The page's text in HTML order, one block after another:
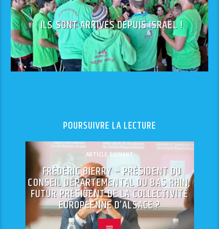
ILS SONT ARRIVÉS DEPUIS ISRAËL !
POURSUIVRE LA LECTURE
ARTICLE SUIVANT
FRÉDÉRIC BIERRY – PRÉSIDENT DU
CONSEIL DÉPARTEMENTAL DU BAS RHIN,
FUTUR PRÉSIDENT DE LA COLLECTIVITÉ
EUROPÉENNE D’ALSACE ?